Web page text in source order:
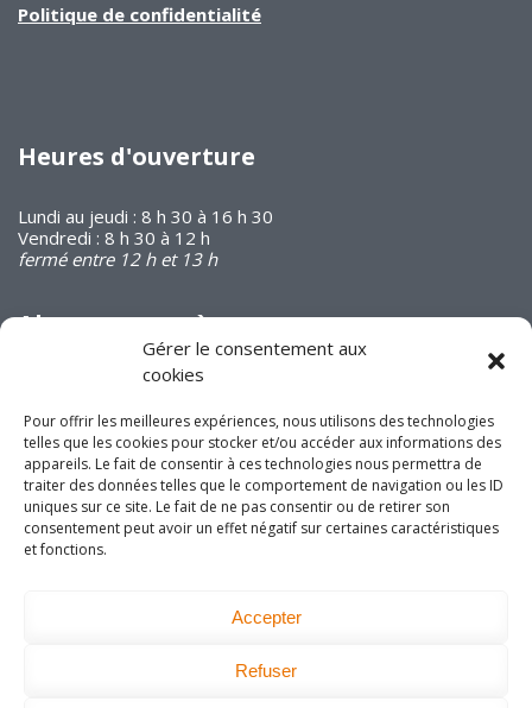
Gérer le consentement aux
cookies
Pour offrir les meilleures expériences, nous utilisons des technologies
telles que les cookies pour stocker et/ou accéder aux informations des
appareils. Le fait de consentir à ces technologies nous permettra de
traiter des données telles que le comportement de navigation ou les ID
uniques sur ce site. Le fait de ne pas consentir ou de retirer son
consentement peut avoir un effet négatif sur certaines caractéristiques
et fonctions.
Accepter
Refuser
Politique de confidentialité
Heures d'ouverture
Lundi au jeudi : 8 h 30 à 16 h 30
Vendredi : 8 h 30 à 12 h
fermé entre 12 h et 13 h
Abonnez-vous à
notre infolettre
Joignez-vous à nous
sur les réseaux
sociaux!